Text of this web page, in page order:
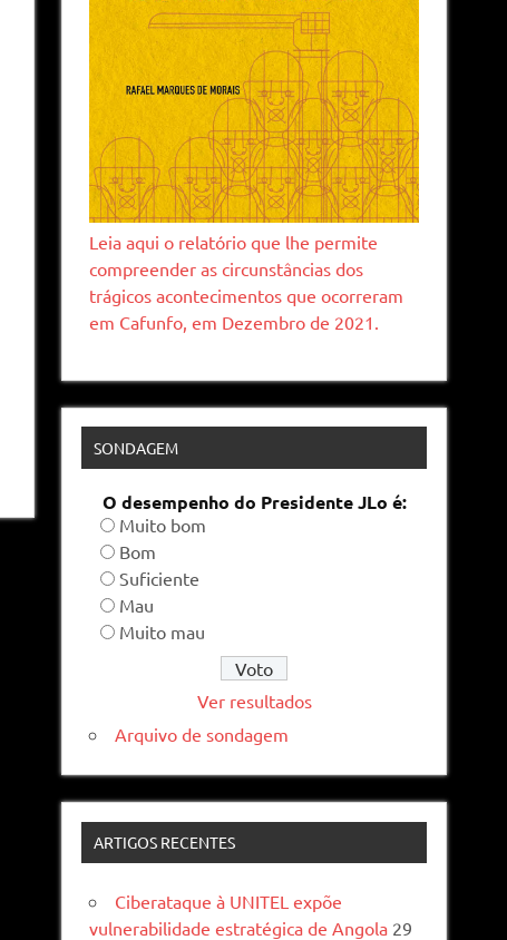
Leia aqui o relatório que lhe permite
compreender as circunstâncias dos
trágicos acontecimentos que ocorreram
em Cafunfo, em Dezembro de 2021.
SONDAGEM
O desempenho do Presidente JLo é:
Muito bom
Bom
Suficiente
Mau
Muito mau
Ver resultados
Arquivo de sondagem
ARTIGOS RECENTES
Ciberataque à UNITEL expõe
vulnerabilidade estratégica de Angola 29